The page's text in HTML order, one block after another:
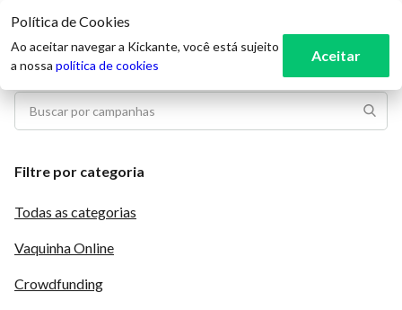
Filtre por categoria
Todas as categorias
Vaquinha Online
Crowdfunding
Política de Cookies
Ao aceitar navegar a Kickante, você está sujeito
a nossa política de cookies
Aceitar